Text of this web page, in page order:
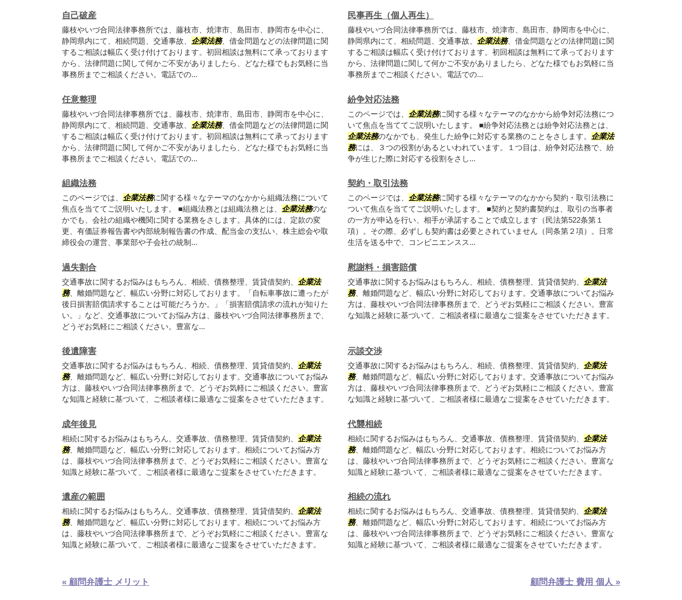
自己破産
藤枝やいづ合同法律事務所では、藤枝市、焼津市、島田市、静岡市を中心に、
静岡県内にて、相続問題、交通事故、 企業法務、借金問題などの法律問題に関
するご相談は幅広く受け付けております。初回相談は無料にて承っております
から、法律問題に関して何かご不安がありましたら、どなた様でもお気軽に当
事務所までご相談ください。電話での...
民事再生（個人再生）
藤枝やいづ合同法律事務所では、藤枝市、焼津市、島田市、静岡市を中心に、
静岡県内にて、相続問題、交通事故、 企業法務、借金問題などの法律問題に関
するご相談は幅広く受け付けております。初回相談は無料にて承っております
から、法律問題に関して何かご不安がありましたら、どなた様でもお気軽に当
事務所までご相談ください。電話での...
任意整理
藤枝やいづ合同法律事務所では、藤枝市、焼津市、島田市、静岡市を中心に、
静岡県内にて、相続問題、交通事故、 企業法務、借金問題などの法律問題に関
するご相談は幅広く受け付けております。初回相談は無料にて承っております
から、法律問題に関して何かご不安がありましたら、どなた様でもお気軽に当
事務所までご相談ください。電話での...
紛争対応法務
このページでは、 企業法務に関する様々なテーマのなかから紛争対応法務につ
いて焦点を当ててご説明いたします。 ■紛争対応法務とは紛争対応法務とは、
企業法務のなかでも、発生した紛争に対応する業務のことをさします。 企業法
務には、３つの役割があるといわれています。１つ目は、紛争対応法務で、紛
争が生じた際に対応する役割をさし...
組織法務
このページでは、 企業法務に関する様々なテーマのなかから組織法務について
焦点を当ててご説明いたします。 ■組織法務とは組織法務とは、 企業法務のな
かでも、会社の組織や機関に関する業務をさします。具体的には、定款の変
更、有価証券報告書や内部統制報告書の作成、配当金の支払い、株主総会や取
締役会の運営、事業部や子会社の統制...
契約・取引法務
このページでは、 企業法務に関する様々なテーマのなかから契約・取引法務に
ついて焦点を当ててご説明いたします。 ■契約と契約書契約は、取引の当事者
の一方が申込を行い、相手が承諾することで成立します（民法第522条第１
項）。その際、必ずしも契約書は必要とされていません（同条第２項）。日常
生活を送る中で、コンビニエンスス...
過失割合
交通事故に関するお悩みはもちろん、相続、債務整理、賃貸借契約、 企業法
務、離婚問題など、幅広い分野に対応しております。「自転車事故に遭ったが
後日損害賠償請求することは可能だろうか。」「損害賠償請求の流れが知りた
い。」など、交通事故についてお悩み方は、藤枝やいづ合同法律事務所まで、
どうぞお気軽にご相談ください。豊富な...
慰謝料・損害賠償
交通事故に関するお悩みはもちろん、相続、債務整理、賃貸借契約、 企業法
務、離婚問題など、幅広い分野に対応しております。交通事故についてお悩み
方は、藤枝やいづ合同法律事務所まで、どうぞお気軽にご相談ください。豊富
な知識と経験に基づいて、ご相談者様に最適なご提案をさせていただきます。
後遺障害
交通事故に関するお悩みはもちろん、相続、債務整理、賃貸借契約、 企業法
務、離婚問題など、幅広い分野に対応しております。交通事故についてお悩み
方は、藤枝やいづ合同法律事務所まで、どうぞお気軽にご相談ください。豊富
な知識と経験に基づいて、ご相談者様に最適なご提案をさせていただきます。
示談交渉
交通事故に関するお悩みはもちろん、相続、債務整理、賃貸借契約、 企業法
務、離婚問題など、幅広い分野に対応しております。交通事故についてお悩み
方は、藤枝やいづ合同法律事務所まで、どうぞお気軽にご相談ください。豊富
な知識と経験に基づいて、ご相談者様に最適なご提案をさせていただきます。
成年後見
相続に関するお悩みはもちろん、交通事故、債務整理、賃貸借契約、 企業法
務、離婚問題など、幅広い分野に対応しております。相続についてお悩み方
は、藤枝やいづ合同法律事務所まで、どうぞお気軽にご相談ください。豊富な
知識と経験に基づいて、ご相談者様に最適なご提案をさせていただきます。
代襲相続
相続に関するお悩みはもちろん、交通事故、債務整理、賃貸借契約、 企業法
務、離婚問題など、幅広い分野に対応しております。相続についてお悩み方
は、藤枝やいづ合同法律事務所まで、どうぞお気軽にご相談ください。豊富な
知識と経験に基づいて、ご相談者様に最適なご提案をさせていただきます。
遺産の範囲
相続に関するお悩みはもちろん、交通事故、債務整理、賃貸借契約、 企業法
務、離婚問題など、幅広い分野に対応しております。相続についてお悩み方
は、藤枝やいづ合同法律事務所まで、どうぞお気軽にご相談ください。豊富な
知識と経験に基づいて、ご相談者様に最適なご提案をさせていただきます。
相続の流れ
相続に関するお悩みはもちろん、交通事故、債務整理、賃貸借契約、 企業法
務、離婚問題など、幅広い分野に対応しております。相続についてお悩み方
は、藤枝やいづ合同法律事務所まで、どうぞお気軽にご相談ください。豊富な
知識と経験に基づいて、ご相談者様に最適なご提案をさせていただきます。
« 顧問弁護士 メリット 顧問弁護士 費用 個人 »